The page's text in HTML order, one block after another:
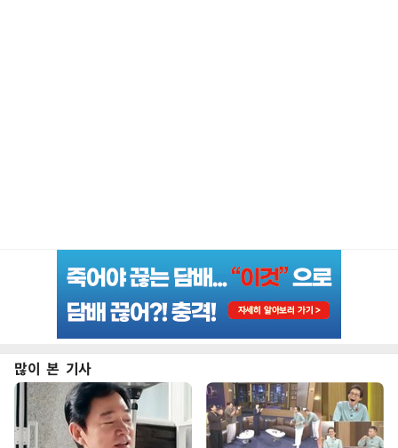
많이 본 기사